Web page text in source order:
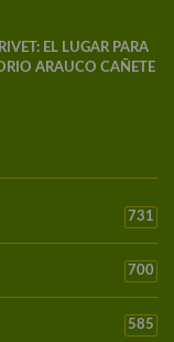
EL LUGAR PARA
ARAUCO CAÑETE
731
700
585